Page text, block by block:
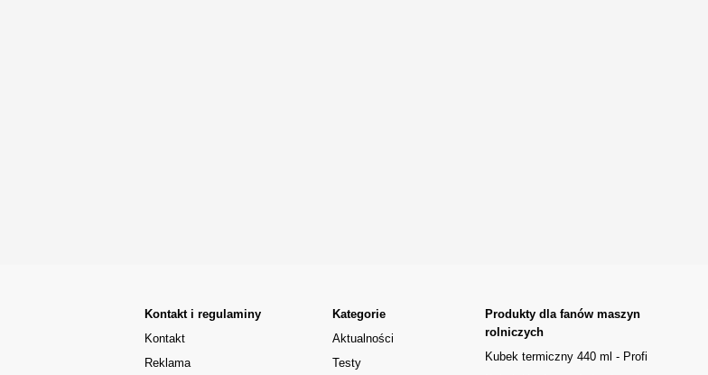
Kontakt i regulaminy
Kontakt
Reklama
Kategorie
Aktualności
Testy
Produkty dla fanów maszyn
rolniczych
Kubek termiczny 440 ml - Profi